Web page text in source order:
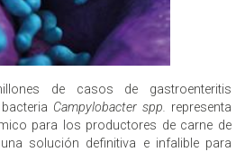
de casos de gastroenteritis
Campylobacter spp. representa
para los productores de carne de
solución definitiva e infalible para